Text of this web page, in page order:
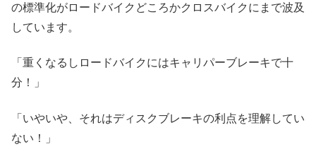
の標準化がロードバイクどころかクロスバイクにまで波及
しています。
「重くなるしロードバイクにはキャリパーブレーキで十
分！」
「いやいや、それはディスクブレーキの利点を理解してい
ない！」